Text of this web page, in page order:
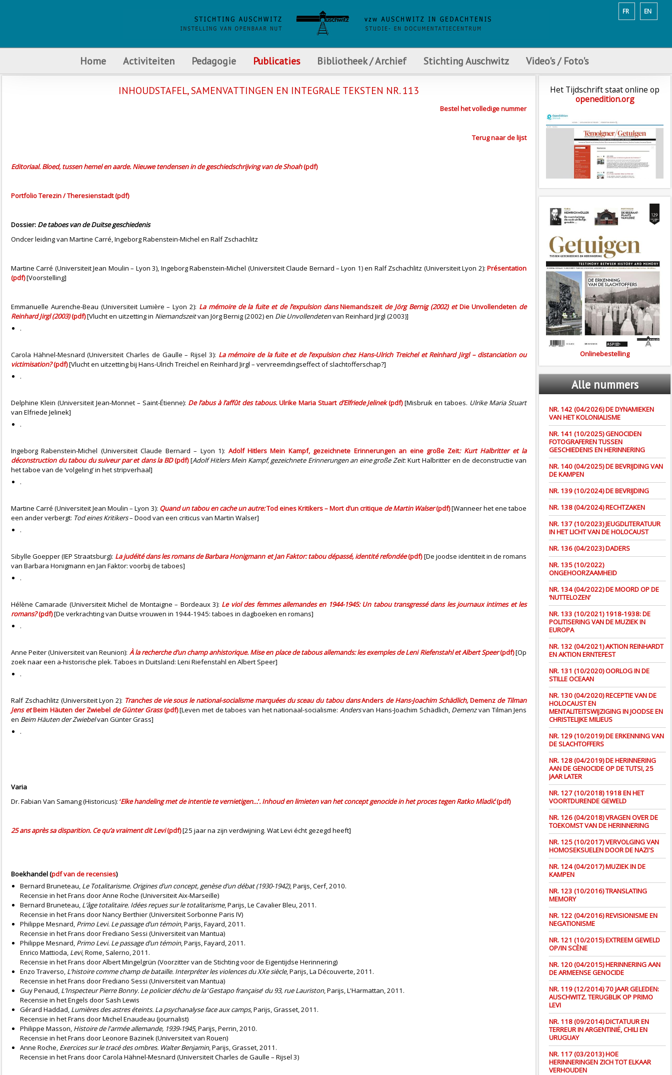
EN
FR
Home Activiteiten Pedagogie Publicaties Bibliotheek / Archief Stichting Auschwitz Video's / Foto's
INHOUDSTAFEL, SAMENVATTINGEN EN INTEGRALE TEKSTEN NR. 113
Bestel het volledige nummer
Terug naar de lijst
Editoriaal. Bloed, tussen hemel en aarde. Nieuwe tendensen in de geschiedschrijving van de Shoah(pdf)
Portfolio Terezin / Theresienstadt (pdf)
Dossier: De taboes van de Duitse geschiedenis
Ondcer leiding van Martine Carré, Ingeborg Rabenstein-Michel en Ralf Zschachlitz
Martine Carré (Universiteit Jean Moulin – Lyon 3), Ingeborg Rabenstein-Michel (Universiteit Claude Bernard – Lyon 1) en Ralf Zschachlitz (Universiteit Lyon 2):Présentation
(pdf)[Voorstelling]
Emmanuelle Aurenche-Beau (Universiteit Lumière – Lyon 2): La mémoire de la fuite et de l’expulsion dansNiemandszeitde Jörg Bernig (2002) etDie Unvollendeten de
Reinhard Jirgl (2003)(pdf)[Vlucht en uitzetting in Niemandszeitvan Jörg Bernig (2002) en Die Unvollendetenvan Reinhard Jirgl (2003)]
.
Carola Hähnel-Mesnard (Universiteit Charles de Gaulle – Rijsel 3): La mémoire de la fuite et de l’expulsion chez Hans-Ulrich Treichel et Reinhard Jirgl – distanciation ou
victimisation?(pdf)[Vlucht en uitzetting bij Hans-Ulrich Treichel en Reinhard Jirgl – vervreemdingseffect of slachtofferschap?]
.
Delphine Klein (Universiteit Jean-Monnet – Saint-Étienne): De l’abus à l’affût des tabous.Ulrike Maria Stuart d’Elfriede Jelinek(pdf)[Misbruik en taboes. Ulrike Maria Stuart
van Elfriede Jelinek]
.
Ingeborg Rabenstein-Michel (Universiteit Claude Bernard – Lyon 1): Adolf Hitlers Mein Kampf, gezeichnete Erinnerungen an eine große Zeit: Kurt Halbritter et la
déconstruction du tabou du suiveur par et dans la BD(pdf)[Adolf Hitlers Mein Kampf, gezeichnete Erinnerungen an eine große Zeit: Kurt Halbritter en de deconstructie van
het taboe van de ‘volgeling’ in het stripverhaal]
.
Martine Carré (Universiteit Jean Moulin – Lyon 3): Quand un tabou en cache un autre:Tod eines Kritikers – Mort d’un critiquede Martin Walser(pdf)[Wanneer het ene taboe
een ander verbergt: Tod eines Kritikers– Dood van een criticus van Martin Walser]
.
Sibylle Goepper (IEP Straatsburg): La judéité dans les romans de Barbara Honigmann et Jan Faktor: tabou dépassé, identité refondée(pdf)[De joodse identiteit in de romans
van Barbara Honigmann en Jan Faktor: voorbij de taboes]
.
Hélène Camarade (Universiteit Michel de Montaigne – Bordeaux 3): Le viol des femmes allemandes en 1944-1945: Un tabou transgressé dans les journaux intimes et les
romans?(pdf)[De verkrachting van Duitse vrouwen in 1944-1945: taboes in dagboeken en romans]
.
Anne Peiter (Universiteit van Reunion): À la recherche d’un champ anhistorique. Mise en place de tabous allemands: les exemples de Leni Riefenstahl et Albert Speer(pdf)[Op
zoek naar een a-historische plek. Taboes in Duitsland: Leni Riefenstahl en Albert Speer]
.
Ralf Zschachlitz (Universiteit Lyon 2): Tranches de vie sous le national-socialisme marquées du sceau du tabou dansAnders de Hans-Joachim Schädlich,Demenzde Tilman
Jens etBeim Häuten der Zwiebel de Günter Grass(pdf) [Leven met de taboes van het nationaal-socialisme: Andersvan Hans-Joachim Schädlich, Demenzvan Tilman Jens
en Beim Häuten der Zwiebelvan Günter Grass]
.
Varia
Dr. Fabian Van Samang (Historicus): ‘Elke handeling met de intentie te vernietigen…’. Inhoud en limieten van het concept genocide in het proces tegen Ratko Mladić(pdf)
25 ans après sa disparition. Ce qu’a vraiment dit Levi(pdf)[25 jaar na zijn verdwijning. Wat Levi écht gezegd heeft]
Boekhandel(pdf van de recensies)
Bernard Bruneteau, Le Totalitarisme. Origines d’un concept, genèse d’un débat (1930-1942), Parijs, Cerf, 2010.
Recensie in het Frans door Anne Roche (Universiteit Aix-Marseille)
Bernard Bruneteau, L’âge totalitaire. Idées reçues sur le totalitarisme, Parijs, Le Cavalier Bleu, 2011.
Recensie in het Frans door Nancy Berthier (Universiteit Sorbonne Paris IV)
Philippe Mesnard, Primo Levi. Le passage d’un témoin, Parijs, Fayard, 2011.
Recensie in het Frans door Frediano Sessi (Universiteit van Mantua)
Philippe Mesnard, Primo Levi. Le passage d’un témoin, Parijs, Fayard, 2011.
Enrico Mattioda, Levi, Rome, Salerno, 2011.
Recensie in het Frans door Albert Mingelgrün (Voorzitter van de Stichting voor de Eigentijdse Herinnering)
Enzo Traverso, L’histoire comme champ de bataille. Interpréter les violences du XXe siècle, Parijs, La Découverte, 2011.
Recensie in het Frans door Frediano Sessi (Universiteit van Mantua)
Guy Penaud, L’Inspecteur Pierre Bonny. Le policier déchu de la‘Gestapo française’ du 93, rue Lauriston, Parijs, L'Harmattan, 2011.
Recensie in het Engels door Sash Lewis
Gérard Haddad, Lumières des astres éteints. La psychanalyse face aux camps, Parijs, Grasset, 2011.
Recensie in het Frans door Michel Enaudeau (journalist)
Philippe Masson, Histoire de l'armée allemande, 1939-1945, Parijs, Perrin, 2010.
Recensie in het Frans door Leonore Bazinek (Universiteit van Rouen)
Anne Roche, Exercices sur le tracé des ombres. Walter Benjamin, Parijs, Grasset, 2011.
Recensie in het Frans door Carola Hähnel-Mesnard (Universiteit Charles de Gaulle – Rijsel 3)
Het Tijdschrift staat online op
openedition.org
Onlinebestelling
Allenummers
NR. 142 (04/2026) DE DYNAMIEKEN
VAN HET KOLONIALISME
NR. 141 (10/2025) GENOCIDEN
FOTOGRAFEREN TUSSEN
GESCHIEDENIS EN HERINNERING
NR. 140 (04/2025) DE BEVRIJDING VAN
DE KAMPEN
NR. 139 (10/2024) DE BEVRIJDING
NR. 138 (04/2024) RECHTZAKEN
NR. 137 (10/2023) JEUGDLITERATUUR
IN HET LICHT VAN DE HOLOCAUST
NR. 136 (04/2023) DADERS
NR. 135 (10/2022)
ONGEHOORZAAMHEID
NR. 134 (04/2022) DE MOORD OP DE
‘NUTTELOZEN’
NR. 133 (10/2021) 1918-1938: DE
POLITISERING VAN DE MUZIEK IN
EUROPA
NR. 132 (04/2021) AKTION REINHARDT
EN AKTION ERNTEFEST
NR. 131 (10/2020) OORLOG IN DE
STILLE OCEAAN
NR. 130 (04/2020) RECEPTIE VAN DE
HOLOCAUST EN
MENTALITEITSWIJZIGING IN JOODSE EN
CHRISTELIJKE MILIEUS
NR. 129 (10/2019) DE ERKENNING VAN
DE SLACHTOFFERS
NR. 128 (04/2019) DE HERINNERING
AAN DE GENOCIDE OP DE TUTSI, 25
JAAR LATER
NR. 127 (10/2018) 1918 EN HET
VOORTDURENDE GEWELD
NR. 126 (04/2018) VRAGEN OVER DE
TOEKOMST VAN DE HERINNERING
NR. 125 (10/2017) VERVOLGING VAN
HOMOSEKSUELEN DOOR DE NAZI'S
NR. 124 (04/2017) MUZIEK IN DE
KAMPEN
NR. 123 (10/2016) TRANSLATING
MEMORY
NR. 122 (04/2016) REVISIONISME EN
NEGATIONISME
NR. 121 (10/2015) EXTREEM GEWELD
OP/IN SCÈNE
NR. 120 (04/2015) HERINNERING AAN
DE ARMEENSE GENOCIDE
NR. 119 (12/2014) 70 JAAR GELEDEN:
AUSCHWITZ. TERUGBLIK OP PRIMO
LEVI
NR. 118 (09/2014) DICTATUUR EN
TERREUR IN ARGENTINIË, CHILI EN
URUGUAY
NR. 117 (03/2013) HOE
HERINNERINGEN ZICH TOT ELKAAR
VERHOUDEN